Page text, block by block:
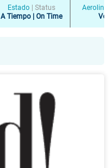
Estado
Status
A Tiempo | On Time